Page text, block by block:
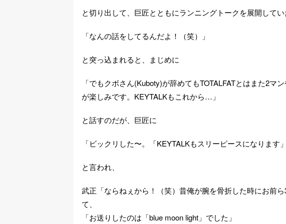
と切り出して、巨匠とともにランニングトークを展開して
「なんの話をしてるんだよ！（笑）」
と突っ込まれると、まじめに
「でもクボさん(Kuboty)が辞めてもTOTALFATとはまた2マ
が楽しみです。KEYTALKもこれから…」
と話すのだが、巨匠に
「ビックリした〜。「KEYTALKもスリーピースになります
と言われ、
武正「ならねぇから！（笑）昔俺が腕を骨折した時にお前
て、
「お送りしたのは「blue moon light」でした」